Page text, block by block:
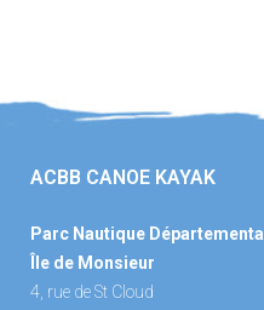
ACBB CANOE KAYAK
Parc Nautique Départemental
Île de Monsieur
4, rue de St Cloud